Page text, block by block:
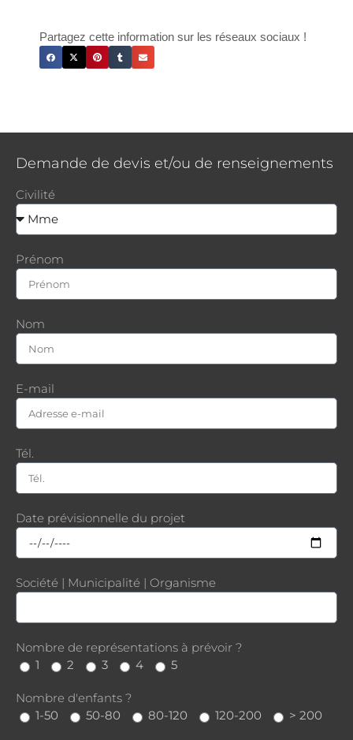
Partagez cette information sur les réseaux sociaux !
Demande de devis et/ou de renseignements
Civilité
Prénom
Nom
E-mail
Tél.
Date prévisionnelle du projet
Société | Municipalité | Organisme
Nombre de représentations à prévoir ?
1
2 3 4 5
Nombre d'enfants ?
1-50
50-80 80-120 120-200 > 200